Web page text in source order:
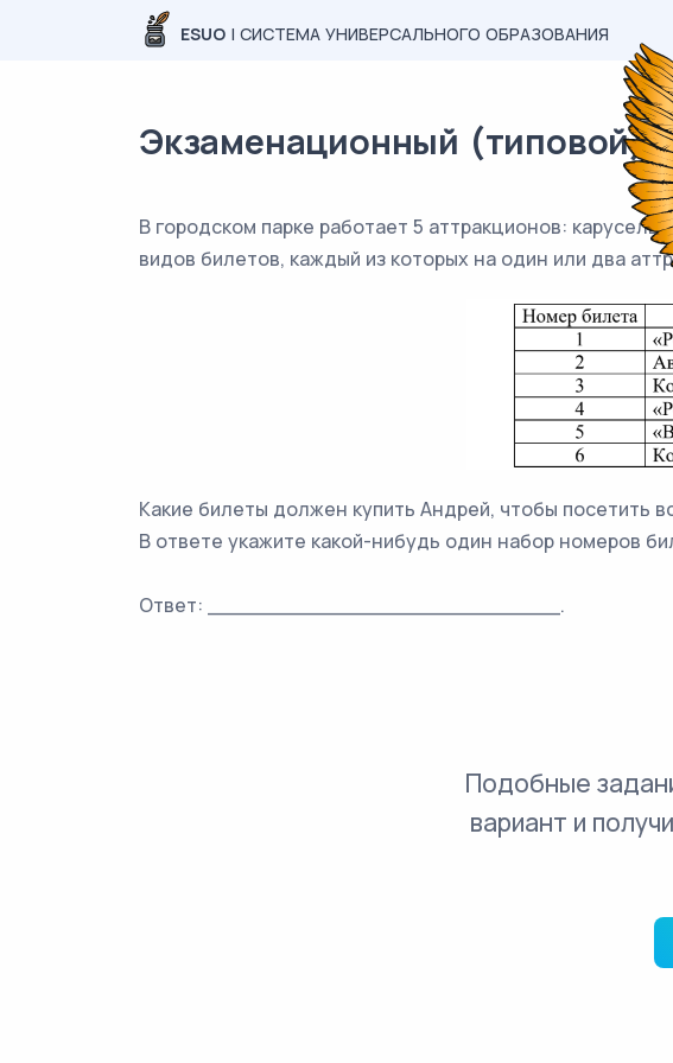
ESUO | СИСТЕМА УНИВЕРСАЛЬНОГО ОБРАЗОВАНИЯ
Экзаменационный (типовой)
В городском парке работает 5 аттракционов:
видов билетов, каждый из которых на один или два
Какие билеты должен купить Андрей, чтобы посетить
В ответе укажите какой-нибудь один набор номеров
Ответ: ___________________________.
Подобные
вариант и